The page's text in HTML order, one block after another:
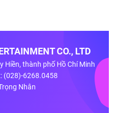
CO., LTD
Hiền, thành phố Hồ Chí Minh
(028)-6268.0458
Nhân